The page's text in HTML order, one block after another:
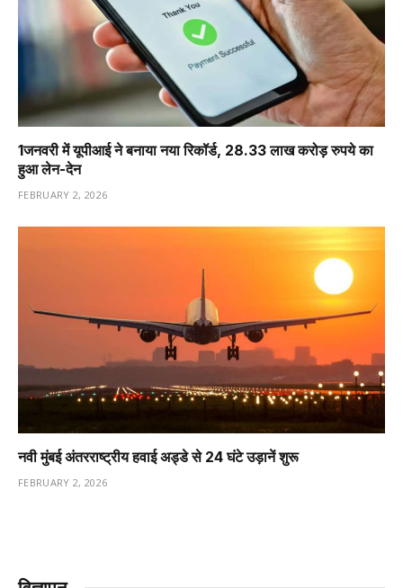
1️जनवरी में यूपीआई ने बनाया नया रिकॉर्ड, 28.33 लाख करोड़ रुपये का
हुआ लेन-देन
FEBRUARY 2, 2026
नवी मुंबई अंतरराष्ट्रीय हवाई अड्डे से 24 घंटे उड़ानें शुरू
FEBRUARY 2, 2026